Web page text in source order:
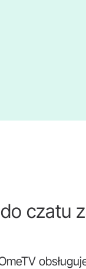
czatu